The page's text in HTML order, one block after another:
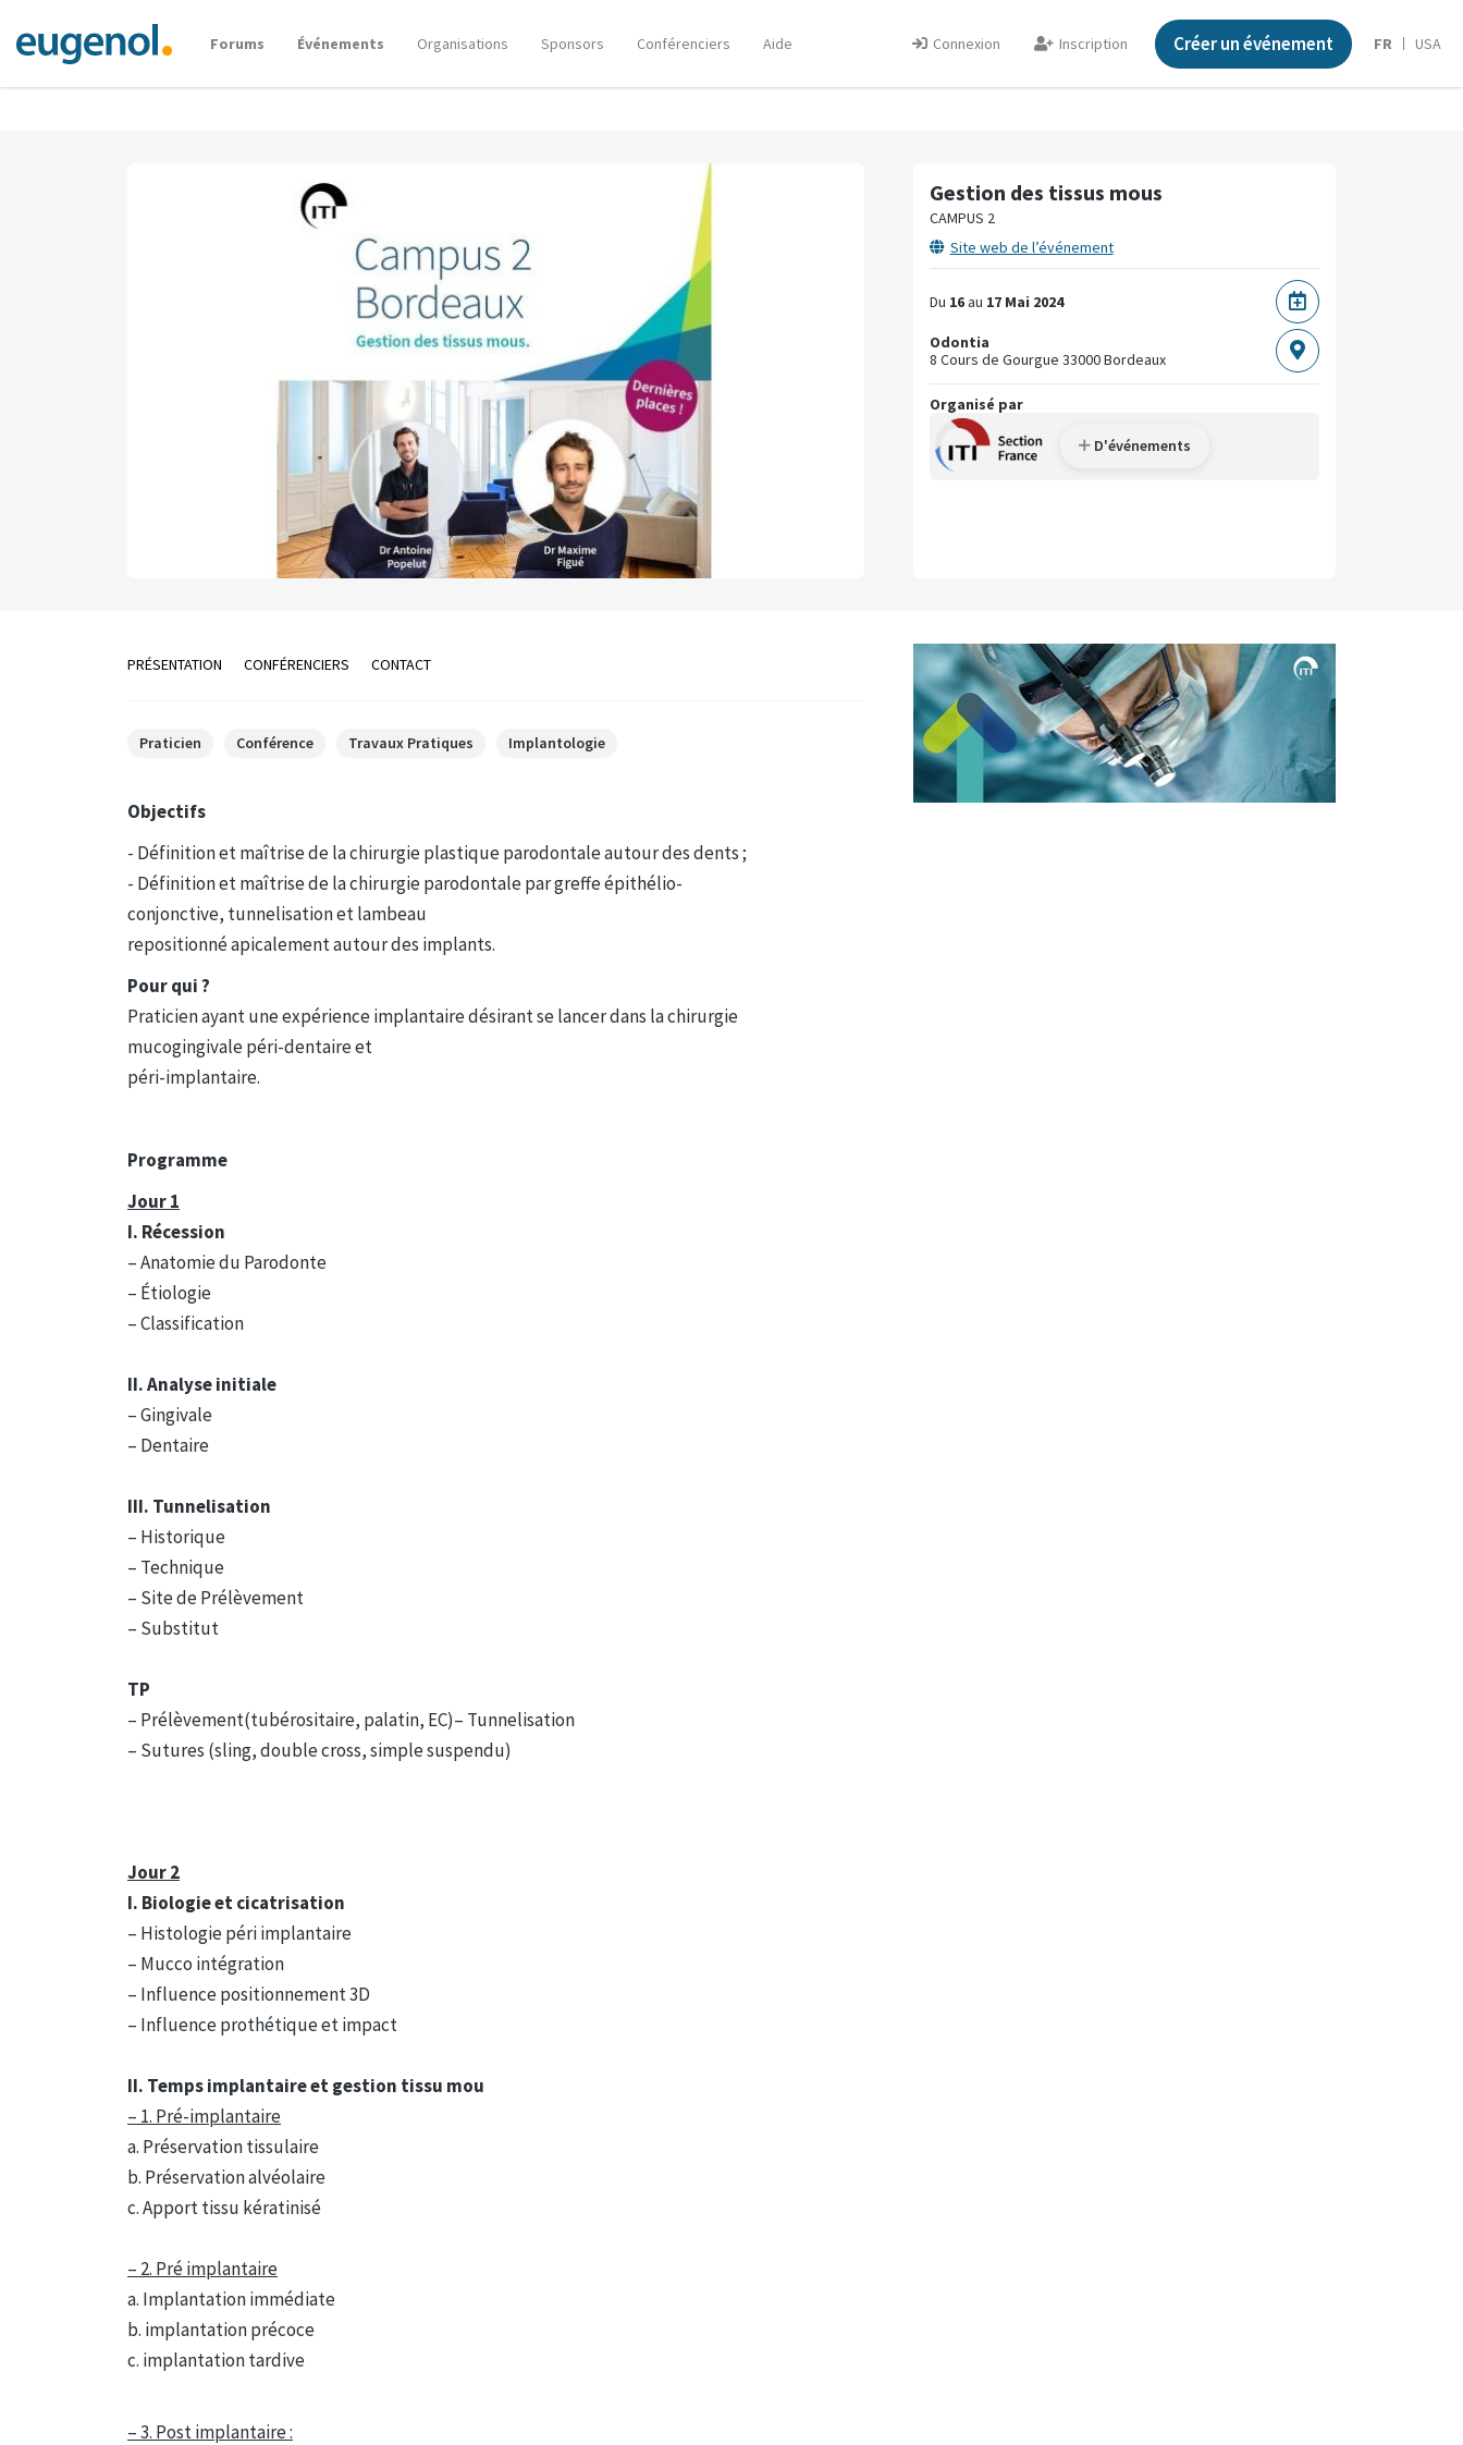
Forums Événements Organisations Sponsors Conférenciers Aide Connexion Inscription Créer un événement FR USA
Gestion des tissus mous
CAMPUS 2
Site web de l’événement
Du 16au 17 Mai 2024
Odontia
8 Cours de Gourgue 33000 Bordeaux
Organisé par
D'événements
PRÉSENTATION CONFÉRENCIERS CONTACT
Praticien Conférence Travaux Pratiques Implantologie
Objectifs
- Définition et maîtrise de la chirurgie plastique parodontale autour des dents ;
- Définition et maîtrise de la chirurgie parodontale par greffe épithélio-
conjonctive, tunnelisation et lambeau
repositionné apicalement autour des implants.
Pour qui ?
Praticien ayant une expérience implantaire désirant se lancer dans la chirurgie
mucogingivale péri-dentaire et
péri-implantaire.
Programme
Jour 1
I. Récession
– Anatomie du Parodonte
– Étiologie
– Classification
II. Analyse initiale
– Gingivale
– Dentaire
III. Tunnelisation
– Historique
– Technique
– Site de Prélèvement
– Substitut
TP
– Prélèvement(tubérositaire, palatin, EC)– Tunnelisation
– Sutures (sling, double cross, simple suspendu)
Jour 2
I. Biologie et cicatrisation
– Histologie péri implantaire
– Mucco intégration
– Influence positionnement 3D
– Influence prothétique et impact
II. Temps implantaire et gestion tissu mou
– 1. Pré-implantaire
a. Préservation tissulaire
b. Préservation alvéolaire
c. Apport tissu kératinisé
– 2. Pré implantaire
a. Implantation immédiate
b. implantation précoce
c. implantation tardive
– 3. Post implantaire :